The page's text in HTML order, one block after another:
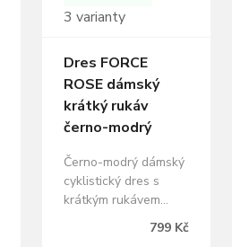
3 varianty
Dres FORCE
ROSE dámský
krátký rukáv
černo-modrý
Černo-modrý dámský
cyklistický dres s
krátkým rukávem
všechny cyklistky,
799 Kč